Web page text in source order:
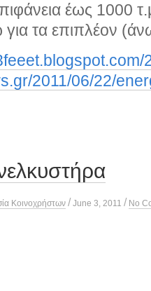
έως 1000
τα επιπλέον
2011/06/22/
Κοινοχρήστων / June 3, 2011 / No